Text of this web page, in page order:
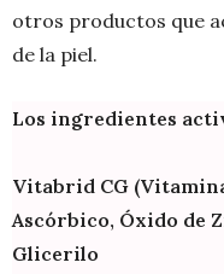
otros productos que
de la piel.
Los ingredientes
Vitabrid CG
Ascórbico, Óxido de
Glicerilo